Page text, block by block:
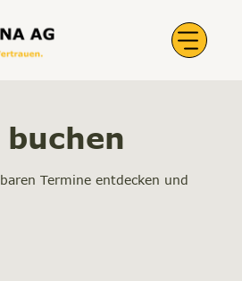
Termine entdecken und